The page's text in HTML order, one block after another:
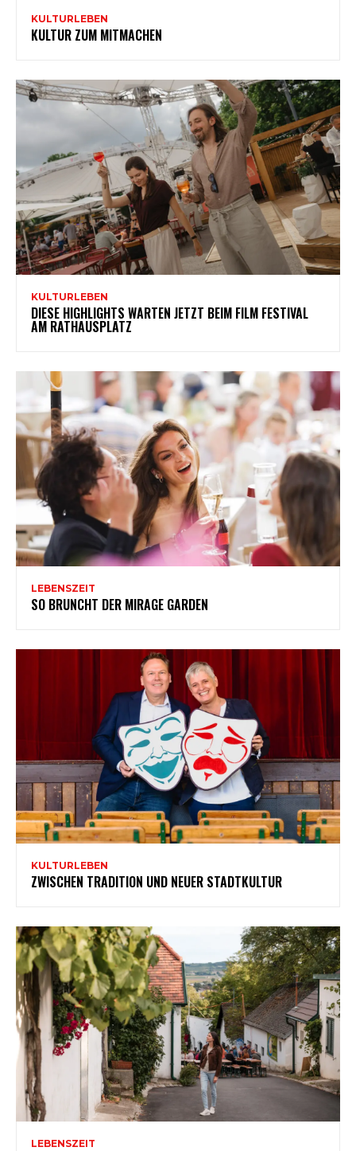
KULTURLEBEN
KULTUR ZUM MITMACHEN
KULTURLEBEN
DIESE HIGHLIGHTS WARTEN JETZT BEIM FILM FESTIVAL
AM RATHAUSPLATZ
LEBENSZEIT
SO BRUNCHT DER MIRAGE GARDEN
KULTURLEBEN
ZWISCHEN TRADITION UND NEUER STADTKULTUR
LEBENSZEIT